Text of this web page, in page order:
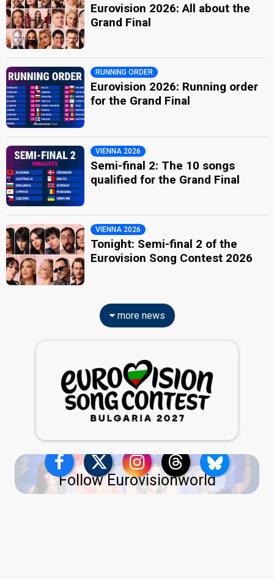
Eurovision 2026: All about the
Grand Final
RUNNING ORDER
Eurovision 2026: Running order
for the Grand Final
VIENNA 2026
Semi-final 2: The 10 songs
qualified for the Grand Final
VIENNA 2026
Tonight: Semi-final 2 of the
Eurovision Song Contest 2026
more news
Follow Eurovisionworld